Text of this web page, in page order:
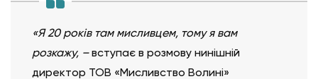
«Я 20 років там мисливцем, тому я вам
розкажу, –вступає в розмову нинішній
директор ТОВ «Мисливство Волині»